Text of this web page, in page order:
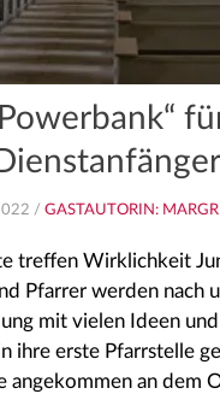
/ GASTAUTORIN:
treffen Wirklichkeit
Pfarrer werden nach
mit vielen Ideen
ihre erste Pfarrstelle
angekommen an dem